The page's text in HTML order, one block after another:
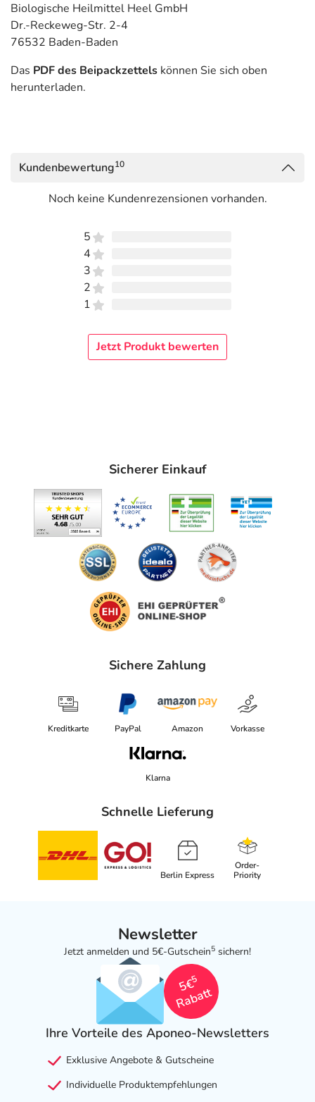
Biologische Heilmittel Heel GmbH
Dr.-Reckeweg-Str. 2-4
76532 Baden-Baden
Das PDF des Beipackzettels können Sie sich oben
herunterladen.
Kundenbewertung10
Noch keine Kundenrezensionen vorhanden.
5
4
3
2
1
Jetzt Produkt bewerten
Sicherer Einkauf
Sichere Zahlung
Kreditkarte PayPal Amazon Vorkasse
Klarna
Schnelle Lieferung
Berlin Express
Order-
Priority
Newsletter
Jetzt anmelden und 5€-Gutschein5 sichern!
5€
5
Rabatt
Ihre Vorteile des Aponeo-Newsletters
Exklusive Angebote & Gutscheine
Individuelle Produktempfehlungen